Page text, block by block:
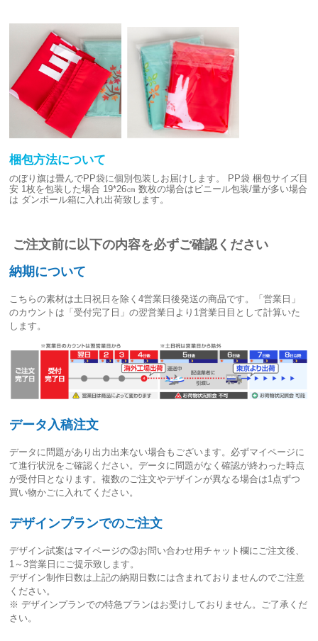
梱包方法について
のぼり旗は畳んでPP袋に個別包装しお届けします。
PP袋 梱包サイズ目
安 1枚を包装した場合 19*26㎝ 数枚の場合はビニール包装/量が多い場合
は ダンボール箱に入れ出荷致します。
ご注文前に以下の内容を必ずご確認ください
納期について
こちらの素材は土日祝日を除く4営業日後発送の商品です。「営業日」
のカウントは「受付完了日」の翌営業日より1営業日目として計算いた
します。
データ入稿注文
データに問題があり出力出来ない場合もございます。必ずマイページに
て進行状況をご確認ください。データに問題がなく確認が終わった時点
が受付日 となります。複数のご注文やデザインが異なる場合は1点ずつ
買い物かごに入れてください。
デザインプランでのご注文
デザイン試案はマイページの③お問い合わせ用チャット欄にご注文後、
1～3営業日 にご提示致します。
デザイン制作日数は上記の納期日数には含まれておりませんのでご注意
ください。
※ デザインプランでの特急プランはお受けしておりません。ご了承くだ
さい。